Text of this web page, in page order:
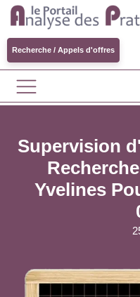
Recherche / Appels d'offres
Supervision
Yvelines